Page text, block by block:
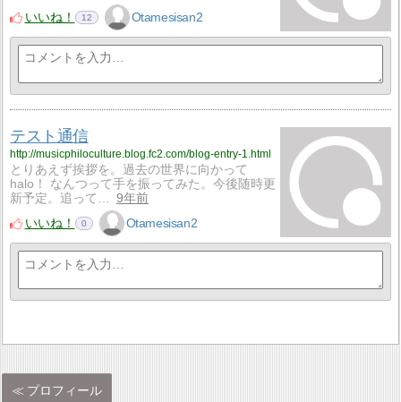
いいね！
12 Otamesisan2
テスト通信
http://musicphiloculture.blog.fc2.com/blog-entry-1.html
とりあえず挨拶を。過去の世界に向かって
halo！ なんつって手を振ってみた。今後随時更
新予定。追って…
9年前
いいね！
0 Otamesisan2
プロフィール